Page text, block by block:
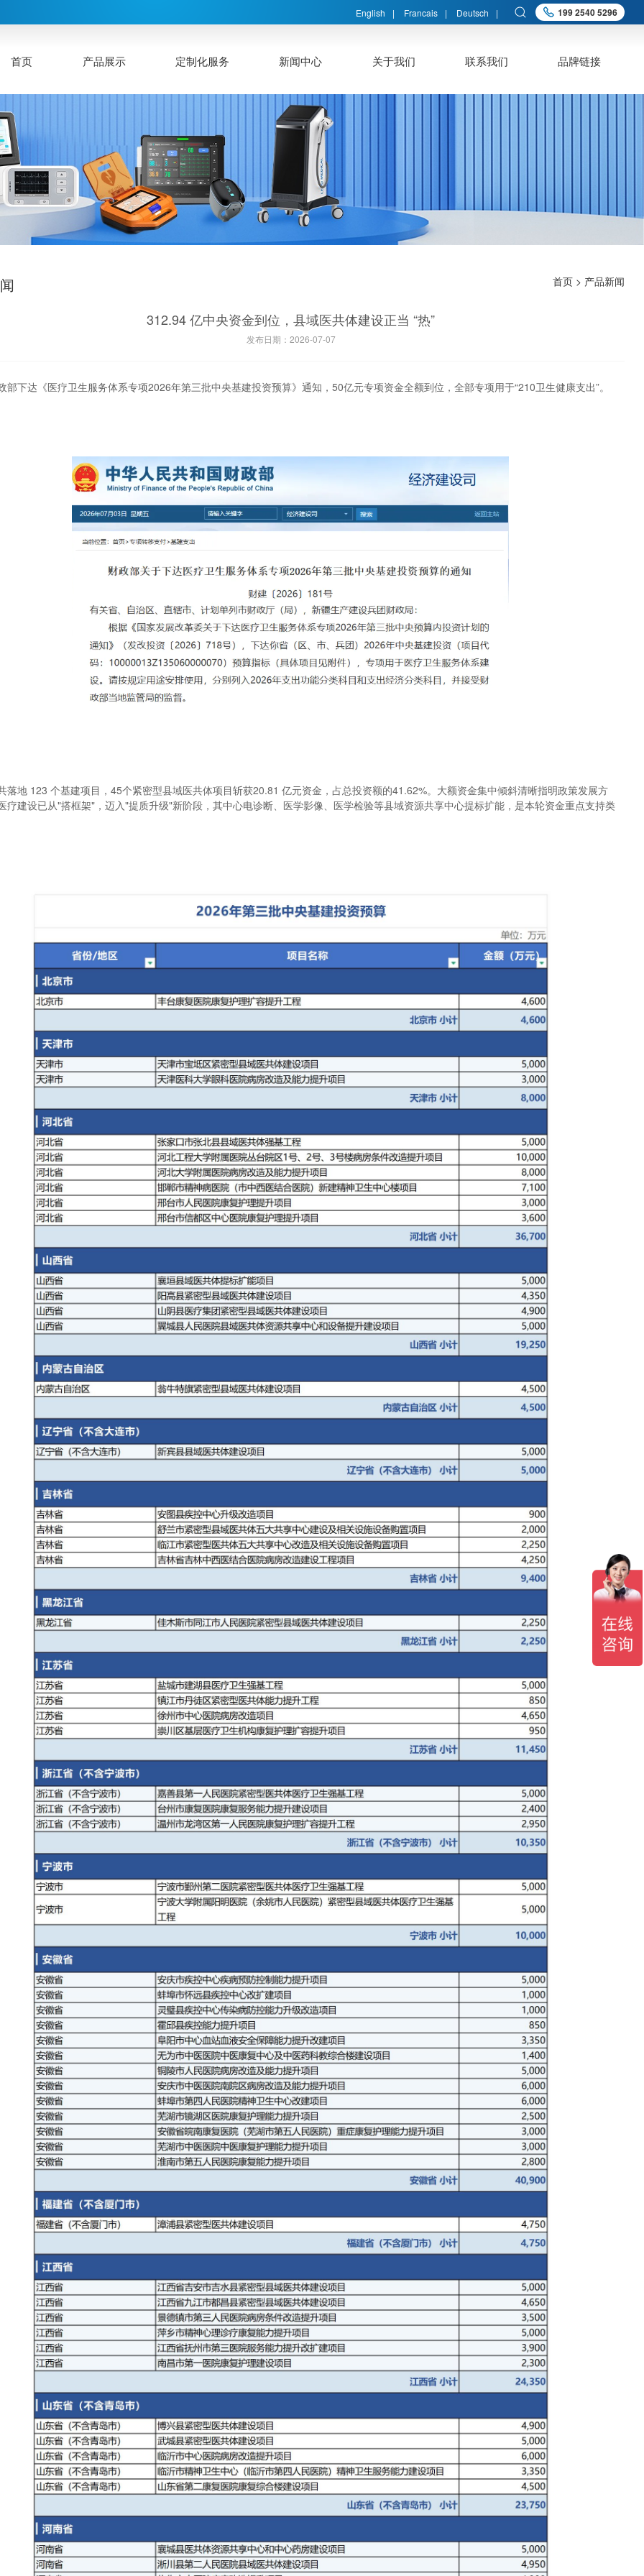
English | Francais | Deutsch | 199 2540 5296
首页 产品展示 定制化服务 新闻中心 关于我们 联系我们 品牌链接
首页 > 产品新闻
312.94 亿中央资金到位，县域医共体建设正当 “热”
发布日期：2026-07-07
部下达《医疗卫生服务体系专项2026年第三批中央基建投资预算》通知，50亿元专项资金全额到位，全部专项用于“210卫生健康支出”。
落地 123 个基建项目，45个紧密型县域医共体项目斩获20.81 亿元资金，占总投资额的41.62%。大额资金集中倾斜清晰指明政策发展方
疗建设已从"搭框架"，迈入"提质升级"新阶段，其中心电诊断、医学影像、医学检验等县域资源共享中心提标扩能，是本轮资金重点支持类